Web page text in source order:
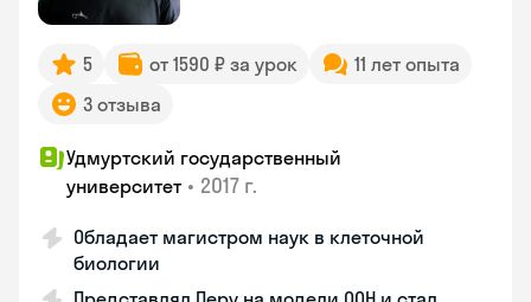
5 от 1590 ₽ за урок
11 лет опыта
3 отзыва
Удмуртский государственный
университет • 2017 г.
Обладает магистром наук в клеточной
биологии